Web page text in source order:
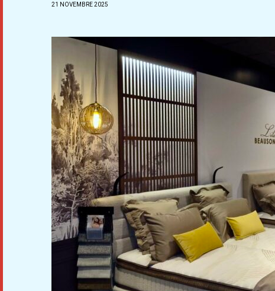
21 NOVEMBRE 2025